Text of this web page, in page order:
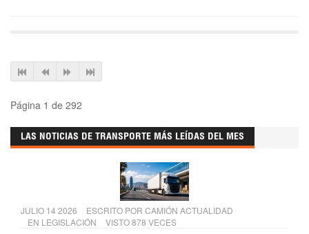
Página 1 de 292
LAS NOTICIAS DE TRANSPORTE MÁS LEÍDAS DEL MES
JULIO 14 2026 ESCRITO POR CAMIÓN ACTUALIDAD
EN LEGISLACIÓN VISTO 878 VECES